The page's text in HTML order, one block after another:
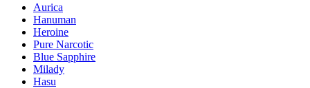
Aurica
Hanuman
Heroine
Pure Narcotic
Blue Sapphire
Milady
Hasu